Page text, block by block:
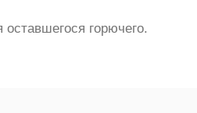
оставшегося горючего.